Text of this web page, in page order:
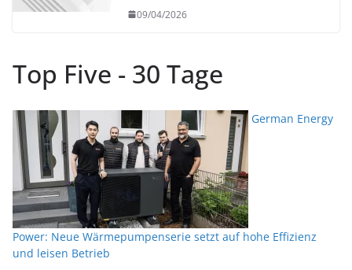
09/04/2026
Top Five - 30 Tage
German Energy
Power: Neue Wärmepumpenserie setzt auf hohe Effizienz
und leisen Betrieb